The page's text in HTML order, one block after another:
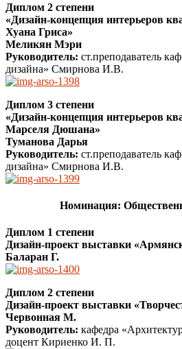
Диплом 2 степени
«Дизайн-концепция интерьеров
Хуана Гриса»
Меликян Мэри
Руководитель: ст.преподаватель
дизайна» Смирнова И.В.
Диплом 3 степени
«Дизайн-концепция интерьеров
Марселя Дюшана»
Туманова Дарья
Руководитель: ст.преподаватель
дизайна» Смирнова И.В.
Номинация:
Диплом 1 степени
Дизайн-проект выставки
Баларан Г.
Диплом 2 степени
Дизайн-проект выставки
Червонная М.
Руководитель: кафедра
доцент Кириенко И. П.